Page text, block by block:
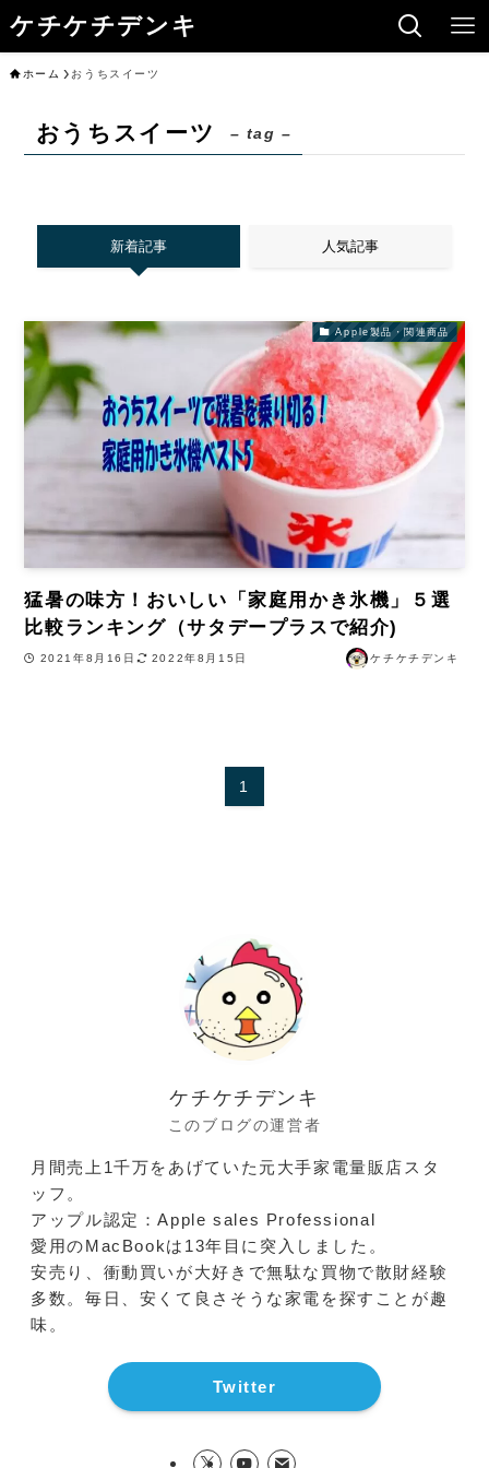
ケチケチデンキ
ホーム おうちスイーツ
おうちスイーツ – tag –
新着記事 人気記事
Apple製品・関連商品
猛暑の味方！おいしい「家庭用かき氷機」５選
比較ランキング（サタデープラスで紹介)
2021年8月16日 2022年8月15日 ケチケチデンキ
1
ケチケチデンキ
このブログの運営者
月間売上1千万をあげていた元大手家電量販店スタ
ッフ。
アップル認定：Apple sales Professional
愛用のMacBookは13年目に突入しました。
安売り、衝動買いが大好きで無駄な買物で散財経験
多数。毎日、安くて良さそうな家電を探すことが趣
味。
Twitter